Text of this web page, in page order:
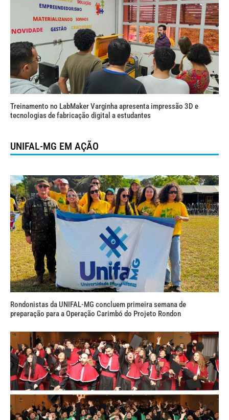
Treinamento no LabMaker Varginha apresenta impressão 3D e
tecnologias de fabricação digital a estudantes
UNIFAL-MG EM AÇÃO
Rondonistas da UNIFAL-MG concluem primeira semana de
preparação para a Operação Carimbó do Projeto Rondon